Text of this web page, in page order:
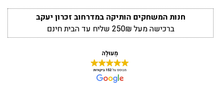
חנות המשחקים הותיקה במדרחוב זכרון יעקב
ברכישה מעל 250₪ שליח עד הבית חינם